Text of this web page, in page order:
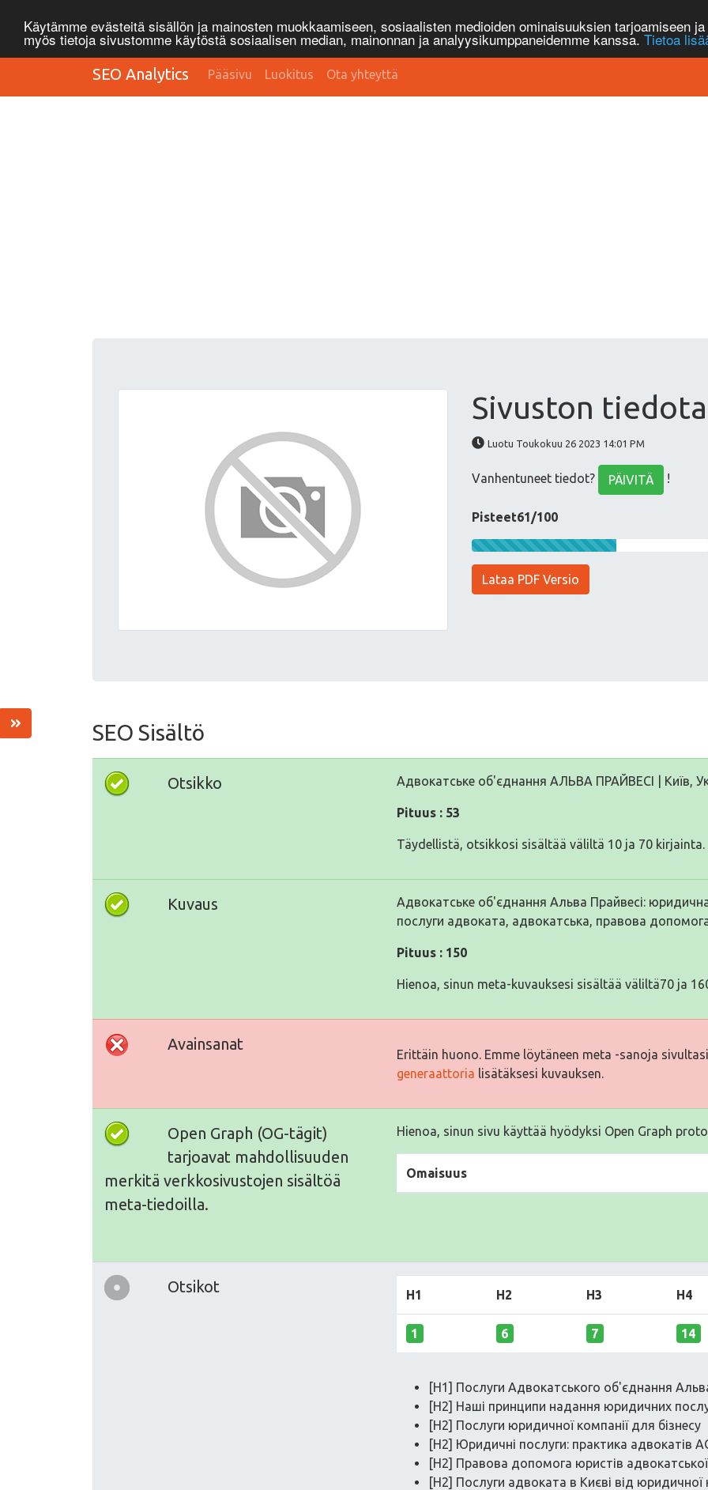
Käytämme evästeitä sisällön ja mainosten muokkaamiseen, sosiaalisten medioiden ominaisuuksien tarjoamiseen
myös tietoja sivustomme käytöstä sosiaalisen median, mainonnan ja analyysikumppaneidemme kanssa. Tietoa
SEO Analytics Pääsivu Luokitus Ota yhteyttä
Sivuston
Luotu Toukokuu 26 2023 14:01 PM
Vanhentuneet tiedot? PÄIVITÄ !
Pisteet61/100
Lataa PDF Versio
SEO Sisältö
Otsikko Адвокатське об'єднання АЛЬВА ПРАЙВЕСІ | Київ,
Pituus : 53
Täydellistä, otsikkosi sisältää väliltä 10 ja 70 kirjainta.
Kuvaus
Адвокатське об'єднання Альва Прайвесі:
послуги адвоката, адвокатська, правова
Pituus : 150
Hienoa, sinun meta-kuvauksesi sisältää väliltä70 ja
Avainsanat
Erittäin huono. Emme löytäneen meta -sanoja
generaattoria lisätäksesi kuvauksen.
Open Graph (OG-tägit)
tarjoavat mahdollisuuden
merkitä verkkosivustojen sisältöä
meta-tiedoilla.
Hienoa, sinun sivu käyttää hyödyksi Open Graph
Omaisuus
Otsikot H1 H2 H3 H4
1 6 7 14
[H1] Послуги Адвокатського об'єднання
[H2] Наші принципи надання юридичних
[H2] Послуги юридичної компанії для бізнесу
[H2] Юридичні послуги: практика адвокатів
[H2] Правова допомога юристів адвокатської
[H2] Послуги адвоката в Києві від юридичної